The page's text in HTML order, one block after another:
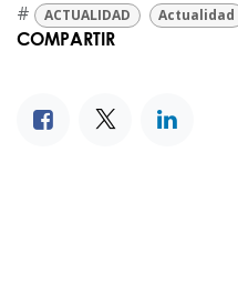
#
ACTUALIDAD Actualidad
COMPARTIR